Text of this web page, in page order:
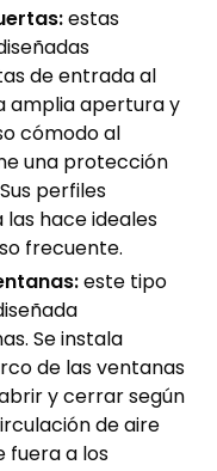
estas
de entrada al
amplia apertura y
cómodo al
una protección
perfiles
hace ideales
frecuente.
este tipo
Se instala
de las ventanas
y cerrar según
de aire
fuera a los